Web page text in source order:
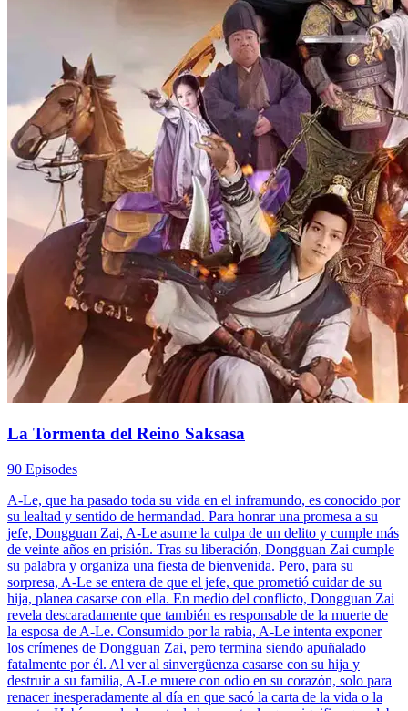
La Tormenta del Reino Saksasa
90 Episodes
A-Le, que ha pasado toda su vida en el inframundo, es conocido por
su lealtad y sentido de hermandad. Para honrar una promesa a su
jefe, Dongguan Zai, A-Le asume la culpa de un delito y cumple más
de veinte años en prisión. Tras su liberación, Dongguan Zai cumple
su palabra y organiza una fiesta de bienvenida. Pero, para su
sorpresa, A-Le se entera de que el jefe, que prometió cuidar de su
hija, planea casarse con ella. En medio del conflicto, Dongguan Zai
revela descaradamente que también es responsable de la muerte de
la esposa de A-Le. Consumido por la rabia, A-Le intenta exponer
los crímenes de Dongguan Zai, pero termina siendo apuñalado
fatalmente por él. Al ver al sinvergüenza casarse con su hija y
destruir a su familia, A-Le muere con odio en su corazón, solo para
renacer inesperadamente al día en que sacó la carta de la vida o la